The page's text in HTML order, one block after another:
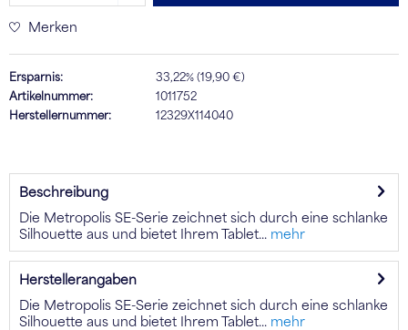
Merken
Ersparnis:
33,22% (19,90 €)
Artikelnummer:
1011752
Herstellernummer:
12329X114040
Beschreibung
Die Metropolis SE-Serie zeichnet sich durch eine schlanke
Silhouette aus und bietet Ihrem Tablet...
mehr
Herstellerangaben
Die Metropolis SE-Serie zeichnet sich durch eine schlanke
Silhouette aus und bietet Ihrem Tablet...
mehr